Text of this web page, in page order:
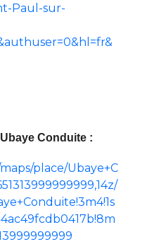
Paul-sur-
Conduite :
place/Ubaye+C